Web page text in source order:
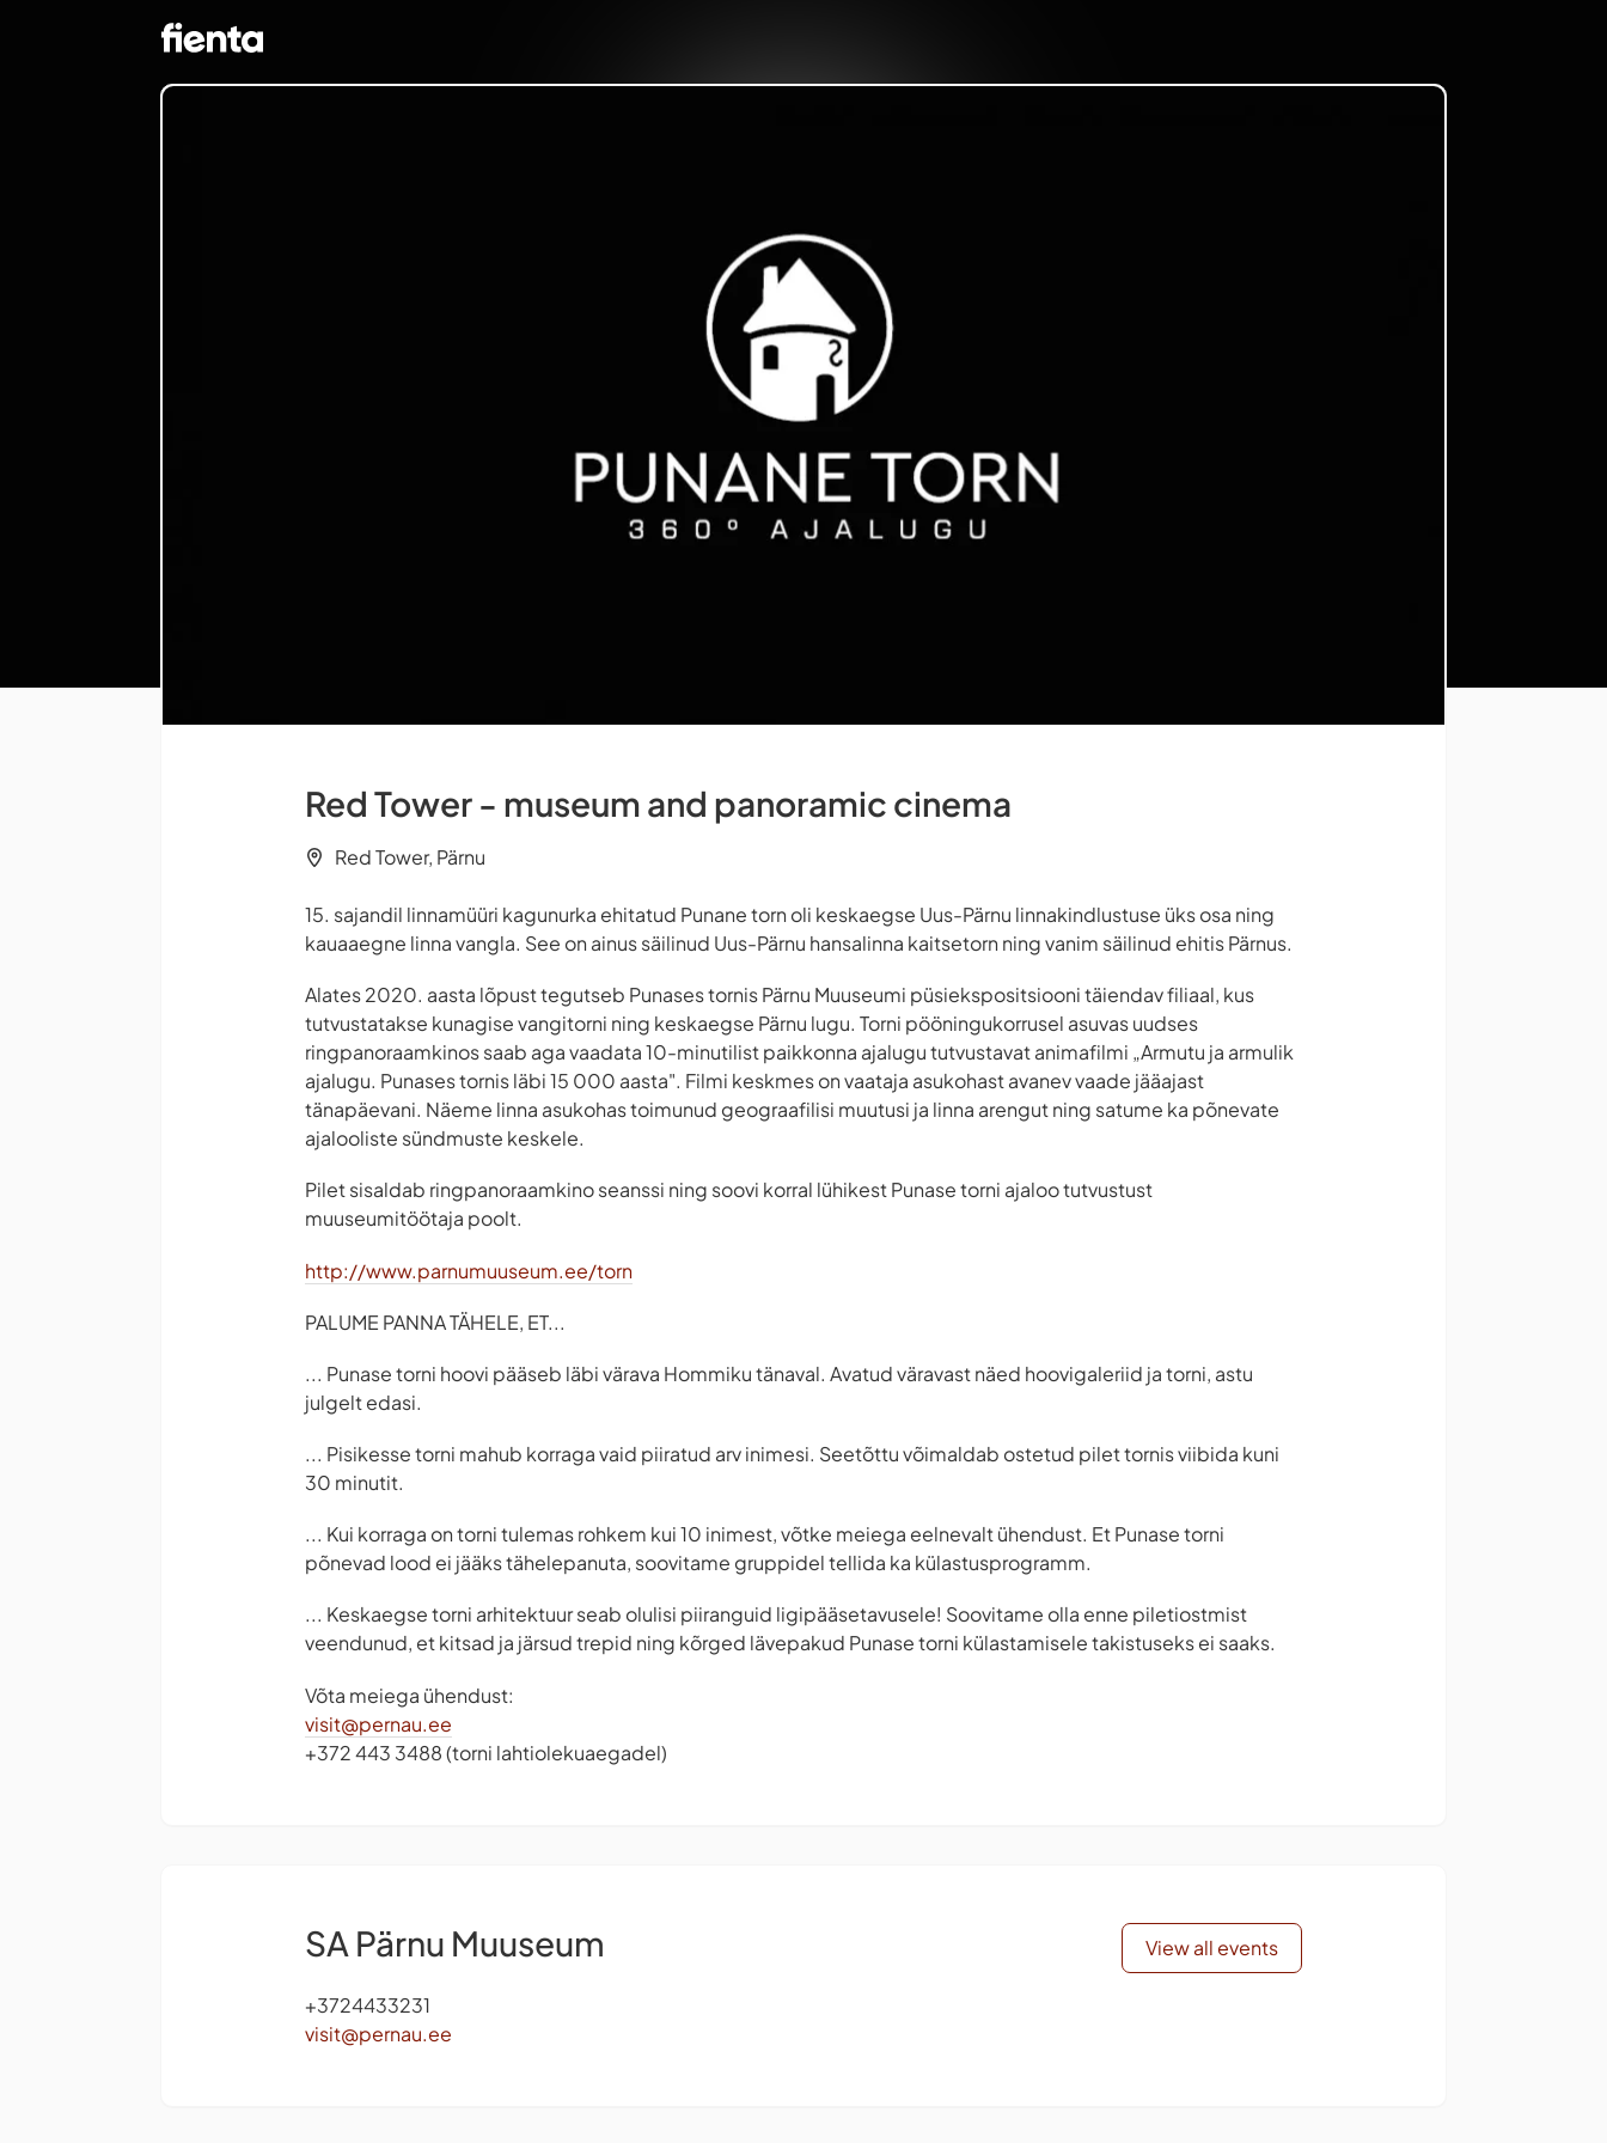
Red Tower - museum and panoramic cinema
Red Tower, Pärnu
15. sajandil linnamüüri kagunurka ehitatud Punane torn oli keskaegse Uus-Pärnu linnakindlustuse üks osa ning
kauaaegne linna vangla. See on ainus säilinud Uus-Pärnu hansalinna kaitsetorn ning vanim säilinud ehitis Pärnus.
Alates 2020. aasta lõpust tegutseb Punases tornis Pärnu Muuseumi püsiekspositsiooni täiendav filiaal, kus
tutvustatakse kunagise vangitorni ning keskaegse Pärnu lugu. Torni pööningukorrusel asuvas uudses
ringpanoraamkinos saab aga vaadata 10-minutilist paikkonna ajalugu tutvustavat animafilmi „Armutu ja armulik
ajalugu. Punases tornis läbi 15 000 aasta". Filmi keskmes on vaataja asukohast avanev vaade jääajast
tänapäevani. Näeme linna asukohas toimunud geograafilisi muutusi ja linna arengut ning satume ka põnevate
ajalooliste sündmuste keskele.
Pilet sisaldab ringpanoraamkino seanssi ning soovi korral lühikest Punase torni ajaloo tutvustust
muuseumitöötaja poolt.
http://www.parnumuuseum.ee/torn
PALUME PANNA TÄHELE, ET...
... Punase torni hoovi pääseb läbi värava Hommiku tänaval. Avatud väravast näed hoovigaleriid ja torni, astu
julgelt edasi.
... Pisikesse torni mahub korraga vaid piiratud arv inimesi. Seetõttu võimaldab ostetud pilet tornis viibida kuni
30 minutit.
... Kui korraga on torni tulemas rohkem kui 10 inimest, võtke meiega eelnevalt ühendust. Et Punase torni
põnevad lood ei jääks tähelepanuta, soovitame gruppidel tellida ka külastusprogramm.
... Keskaegse torni arhitektuur seab olulisi piiranguid ligipääsetavusele! Soovitame olla enne piletiostmist
veendunud, et kitsad ja järsud trepid ning kõrged lävepakud Punase torni külastamisele takistuseks ei saaks.
Võta meiega ühendust:
visit@pernau.ee
+372 443 3488 (torni lahtiolekuaegadel)
SA Pärnu Muuseum
+3724433231
visit@pernau.ee
View all events